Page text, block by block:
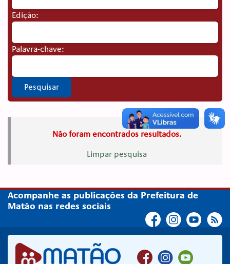
Edição:
Palavra-chave:
Pesquisar
Não foram encontrados resultados.
Limpar pesquisa
Acompanhe as publicações da Prefeitura de
Matão nas redes sociais